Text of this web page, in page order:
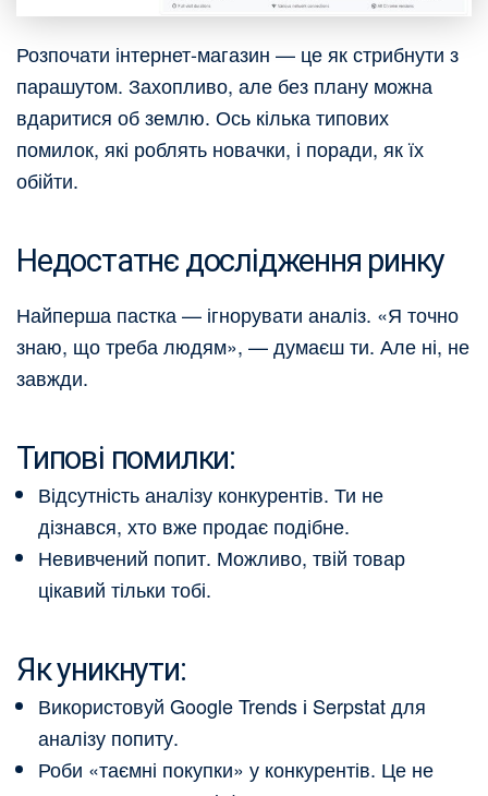
Розпочати інтернет-магазин — це як стрибнути з
парашутом. Захопливо, але без плану можна
вдаритися об землю. Ось кілька типових
помилок, які роблять новачки, і поради, як їх
обійти.
Недостатнє дослідження ринку
Найперша пастка — ігнорувати аналіз. «Я точно
знаю, що треба людям», — думаєш ти. Але ні, не
завжди.
Типові помилки:
Відсутність аналізу конкурентів. Ти не
дізнався, хто вже продає подібне.
Невивчений попит. Можливо, твій товар
цікавий тільки тобі.
Як уникнути:
Використовуй Google Trends і Serpstat для
аналізу попиту.
Роби «таємні покупки» у конкурентів. Це не